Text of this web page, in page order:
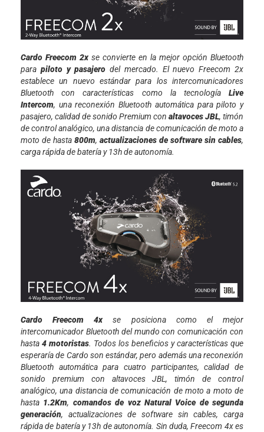
Cardo Freecom 2xse convierte en la mejor opción Bluetooth
para piloto y pasajero del mercado. El nuevo Freecom 2x
establece un nuevo estándar para los intercomunicadores
Bluetooth con características como la tecnología Live
Intercom, una reconexión Bluetooth automática para piloto y
pasajero, calidad de sonido Premium con altavoces JBL, timón
de control analógico, una distancia de comunicación de moto a
moto de hasta 800m, actualizaciones de software sin cables,
carga rápida de batería y 13h de autonomía.
Cardo Freecom 4xse posiciona como el mejor
intercomunicador Bluetooth del mundo con comunicación con
hasta 4 motoristas. Todos los beneficios y características que
esperaría de Cardo son estándar, pero además una reconexión
Bluetooth automática para cuatro participantes, calidad de
sonido premium con altavoces JBL, timón de control
analógico, una distancia de comunicación de moto a moto de
hasta 1.2Km, comandos de voz Natural Voice de segunda
generación, actualizaciones de software sin cables, carga
rápida de batería y 13h de autonomía. Sin duda, Freecom 4x es